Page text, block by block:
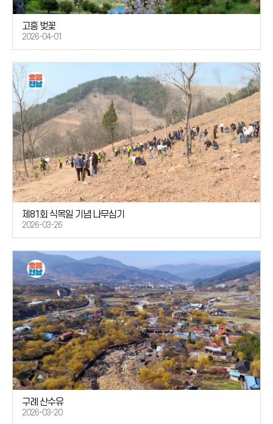
고흥 벚꽃
2026-04-01
제81회 식목일 기념 나무심기
2026-03-26
구례 산수유
2026-03-20